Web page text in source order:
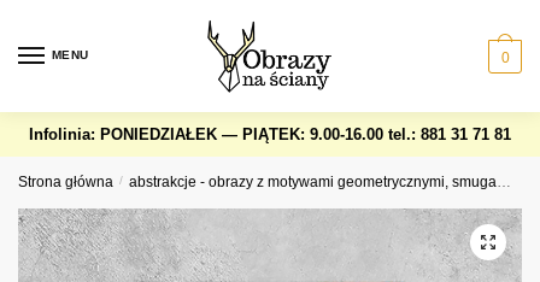
navigation
content
MENU 0
Infolinia: PONIEDZIAŁEK — PIĄTEK: 9.00-16.00 tel.: 881 31 71 81
Strona główna / abstrakcje - obrazy z motywami geometrycznymi, smugami, okręgami